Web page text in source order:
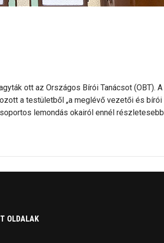
ott az Országos Bírói Tanácsot (OBT). A
a testületből „a meglévő vezetői és bírói
lemondás okairól ennél részletesebb
OLDALAK